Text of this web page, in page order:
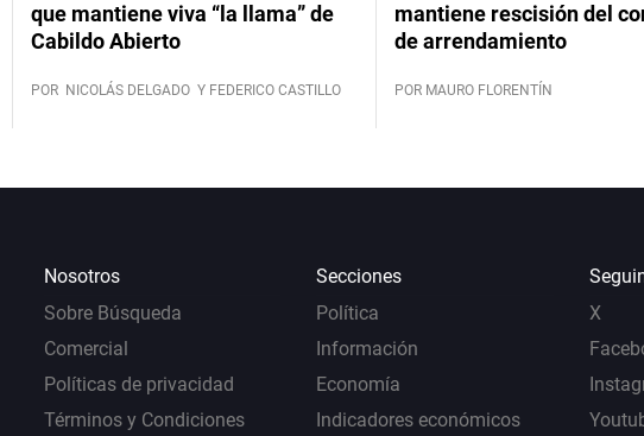
que mantiene viva “la llama” de
Cabildo Abierto
POR NICOLÁS DELGADO Y FEDERICO CASTILLO
mantiene rescisión del
de arrendamiento
POR MAURO FLORENTÍN
Nosotros
Sobre Búsqueda
Comercial
Políticas de privacidad
Términos y Condiciones
Secciones
Política
Información
Economía
Indicadores económicos
X